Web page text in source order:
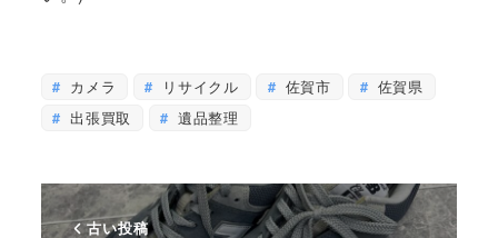
カメラ リサイクル 佐賀市
佐賀県
出張買取
遺品整理
古い投稿